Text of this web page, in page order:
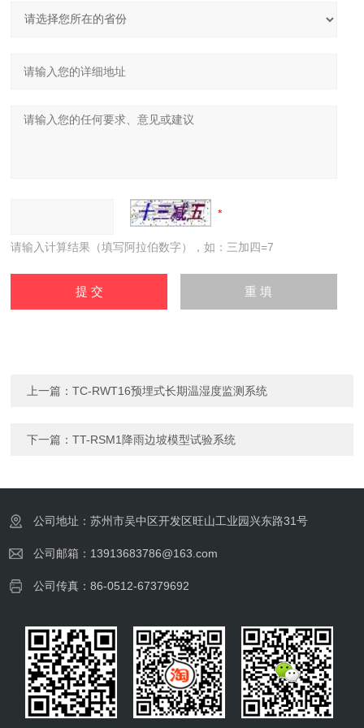
请输入计算结果（填写阿拉伯数字），如：三加四=7
上一篇：TC-RWT16预埋式长期温湿度监测系统
下一篇：TT-RSM1降雨边坡模型试验系统
公司地址：苏州市吴中区开发区旺山工业园兴东路31号
公司邮箱：13913683786@163.com
公司传真：86-0512-67379692